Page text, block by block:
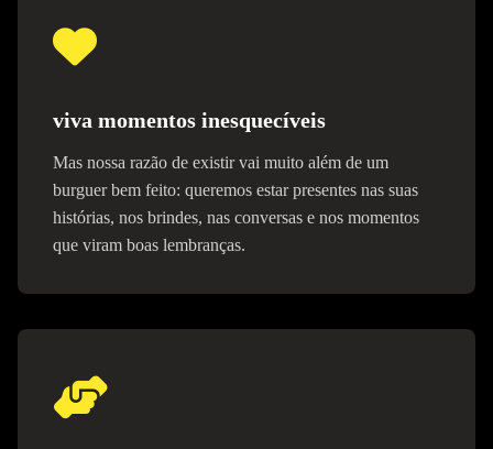
viva momentos inesquecíveis
Mas nossa razão de existir vai muito além de um
burguer bem feito: queremos estar presentes nas suas
histórias, nos brindes, nas conversas e nos momentos
que viram boas lembranças.